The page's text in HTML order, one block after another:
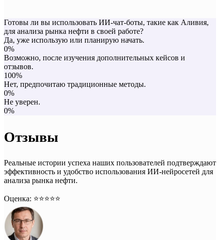
Готовы ли вы использовать ИИ-чат-боты, такие как Аливия,
для анализа рынка нефти в своей работе?
Да, уже использую или планирую начать.
0%
Возможно, после изучения дополнительных кейсов и
отзывов.
100%
Нет, предпочитаю традиционные методы.
0%
Не уверен.
0%
Отзывы
Реальные истории успеха наших пользователей подтверждают
эффективность и удобство использования ИИ-нейросетей для
анализа рынка нефти.
Оценка: ⭐️⭐️⭐️⭐️⭐️